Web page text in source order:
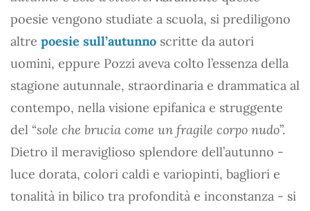
poesie vengono studiate a scuola, si prediligono
altre poesie sull’autunno scritte da autori
uomini, eppure Pozzi aveva colto l’essenza della
stagione autunnale, straordinaria e drammatica al
contempo, nella visione epifanica e struggente
del “sole che brucia come un fragile corpo nudo”.
Dietro il meraviglioso splendore dell’autunno -
luce dorata, colori caldi e variopinti, bagliori e
tonalità in bilico tra profondità e inconstanza - si